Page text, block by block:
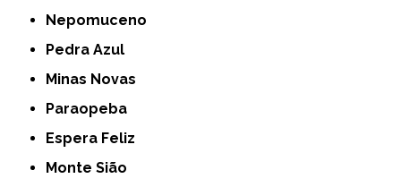
Nepomuceno
Pedra Azul
Minas Novas
Paraopeba
Espera Feliz
Monte Sião